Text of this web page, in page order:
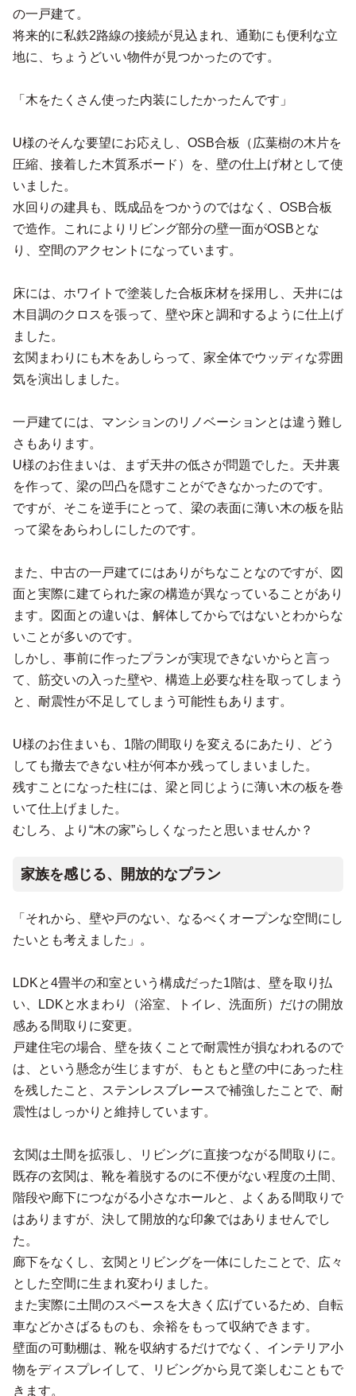
の一戸建て。
将来的に私鉄2路線の接続が見込まれ、通勤にも便利な立
地に、ちょうどいい物件が見つかったのです。
「木をたくさん使った内装にしたかったんです」
U様のそんな要望にお応えし、OSB合板（広葉樹の木片を
圧縮、接着した木質系ボード）を、壁の仕上げ材として使
いました。
水回りの建具も、既成品をつかうのではなく、OSB合板
で造作。これによりリビング部分の壁一面がOSBとな
り、空間のアクセントになっています。
床には、ホワイトで塗装した合板床材を採用し、天井には
木目調のクロスを張って、壁や床と調和するように仕上げ
ました。
玄関まわりにも木をあしらって、家全体でウッディな雰囲
気を演出しました。
一戸建てには、マンションのリノベーションとは違う難し
さもあります。
U様のお住まいは、まず天井の低さが問題でした。天井裏
を作って、梁の凹凸を隠すことができなかったのです。
ですが、そこを逆手にとって、梁の表面に薄い木の板を貼
って梁をあらわしにしたのです。
また、中古の一戸建てにはありがちなことなのですが、図
面と実際に建てられた家の構造が異なっていることがあり
ます。図面との違いは、解体してからではないとわからな
いことが多いのです。
しかし、事前に作ったプランが実現できないからと言っ
て、筋交いの入った壁や、構造上必要な柱を取ってしまう
と、耐震性が不足してしまう可能性もあります。
U様のお住まいも、1階の間取りを変えるにあたり、どう
しても撤去できない柱が何本か残ってしまいました。
残すことになった柱には、梁と同じように薄い木の板を巻
いて仕上げました。
むしろ、より“木の家”らしくなったと思いませんか？
家族を感じる、開放的なプラン
「それから、壁や戸のない、なるべくオープンな空間にし
たいとも考えました」。
LDKと4畳半の和室という構成だった1階は、壁を取り払
い、LDKと水まわり（浴室、トイレ、洗面所）だけの開放
感ある間取りに変更。
戸建住宅の場合、壁を抜くことで耐震性が損なわれるので
は、という懸念が生じますが、もともと壁の中にあった柱
を残したこと、ステンレスブレースで補強したことで、耐
震性はしっかりと維持しています。
玄関は土間を拡張し、リビングに直接つながる間取りに。
既存の玄関は、靴を着脱するのに不便がない程度の土間、
階段や廊下につながる小さなホールと、よくある間取りで
はありますが、決して開放的な印象ではありませんでし
た。
廊下をなくし、玄関とリビングを一体にしたことで、広々
とした空間に生まれ変わりました。
また実際に土間のスペースを大きく広げているため、自転
車などかさばるものも、余裕をもって収納できます。
壁面の可動棚は、靴を収納するだけでなく、インテリア小
物をディスプレイして、リビングから見て楽しむこともで
きます。